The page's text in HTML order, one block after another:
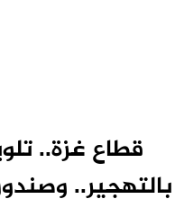
قطاع غزة..
بالتهجير..